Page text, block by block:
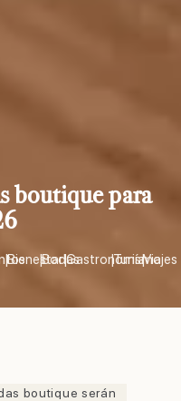
boutique para
|Bienestar
|Bodas
|Gastronomía
|Turismo
|Viajes
boutique serán